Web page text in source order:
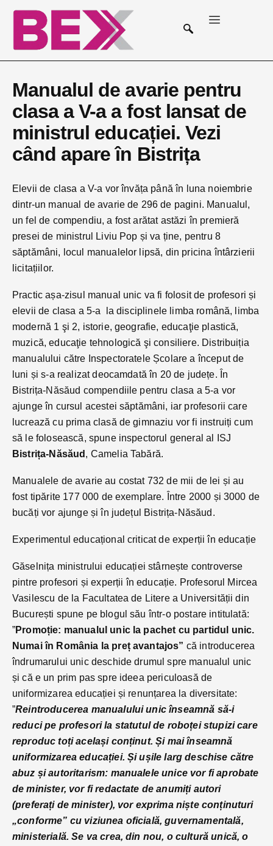
Manualul de avarie pentru
clasa a V-a a fost lansat de
ministrul educației. Vezi
când apare în Bistrița
Elevii de clasa a V-a vor învăța până în luna noiembrie
dintr-un manual de avarie de 296 de pagini. Manualul,
un fel de compendiu, a fost arătat astăzi în premieră
presei de ministrul Liviu Pop și va ține, pentru 8
săptămâni, locul manualelor lipsă, din pricina întârzierii
licitațiilor.
Practic așa-zisul manual unic va fi folosit de profesori și
elevii de clasa a 5-a la disciplinele limba română, limba
modernă 1 şi 2, istorie, geografie, educaţie plastică,
muzică, educaţie tehnologică şi consiliere. Distribuiția
manualului către Inspectoratele Școlare a început de
luni și s-a realizat deocamdată în 20 de județe. În
Bistrița-Năsăud compendiile pentru clasa a 5-a vor
ajunge în cursul acestei săptămâni, iar profesorii care
lucrează cu prima clasă de gimnaziu vor fi instruiți cum
să le folosească, spune inspectorul general al ISJ
Bistrița-Năsăud , Camelia Tabără.
Manualele de avarie au costat 732 de mii de lei și au
fost tipărite 177 000 de exemplare. Între 2000 și 3000 de
bucăți vor ajunge și în județul Bistrița-Năsăud.
Experimentul educațional criticat de experții în educație
Găselnița ministrului educației stârnește controverse
pintre profesori și experții în educație. Profesorul Mircea
Vasilescu de la Facultatea de Litere a Universității din
București spune pe blogul său într-o postare intitulată:
”Promoție: manualul unic la pachet cu partidul unic.
Numai în România la preț avantajos” că introducerea
îndrumarului unic deschide drumul spre manualul unic
și că e un prim pas spre ideea periculoasă de
uniformizarea educației și renunțarea la diversitate:
”Reintroducerea manualului unic înseamnă să-i
reduci pe profesori la statutul de roboței stupizi care
reproduc toți același conținut. Și mai înseamnă
uniformizarea educației. Și ușile larg deschise către
abuz și autoritarism: manualele unice vor fi aprobate
de minister, vor fi redactate de anumiți autori
(preferați de minister), vor exprima niște conținuturi
„conforme” cu viziunea oficială, guvernamentală,
ministerială. Se va crea, din nou, o cultură unică, o